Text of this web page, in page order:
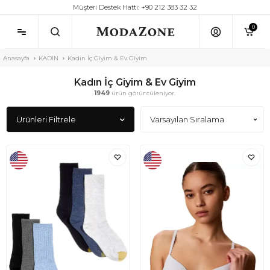
Müşteri Destek Hattı: +90 212 383 32 32
0
Anasayfa KADIN Kadın İç Giyim & Ev Giyim
Kadın İç Giyim & Ev Giyim
1949 ürün görüntüleniyor.
Ürünleri Filtrele